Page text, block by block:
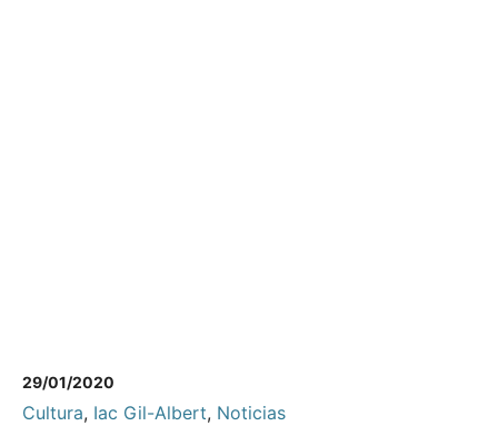
29/01/2020
Cultura, Iac Gil-Albert, Noticias